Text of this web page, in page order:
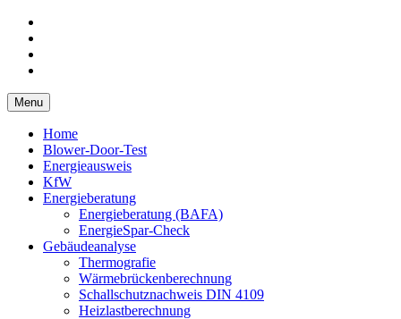
Menu
Home
Blower-Door-Test
Energieausweis
KfW
Energieberatung
Energieberatung (BAFA)
EnergieSpar-Check
Gebäudeanalyse
Thermografie
Wärmebrückenberechnung
Schallschutznachweis DIN 4109
Heizlastberechnung